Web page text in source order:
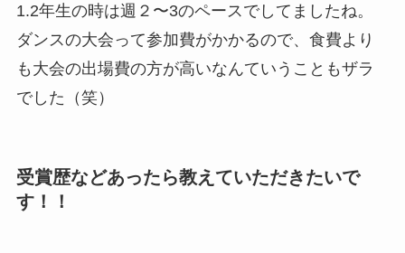
1.2年生の時は週２〜3のペースでしてましたね。
ダンスの大会って参加費がかかるので、食費より
も大会の出場費の方が高いなんていうこともザラ
でした（笑）
受賞歴などあったら教えていただきたいで
す！！